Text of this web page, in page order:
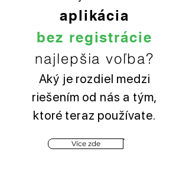
aplikácia
bez registrácie
najlepšia voľba?
Aký je rozdiel medzi
riešením od nás a tým,
ktoré teraz používate.
Více zde